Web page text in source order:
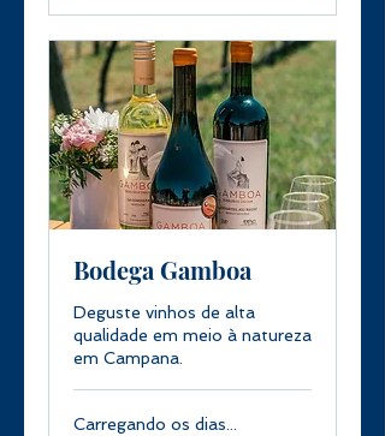
Bodega Gamboa
Deguste vinhos de alta
qualidade em meio à natureza
em Campana.
Carregando os dias...